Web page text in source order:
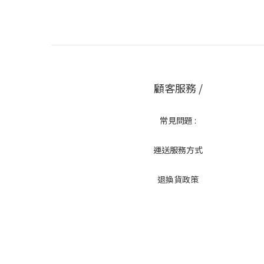
顧客服務 /
常見問題 :
運送服務方式
退換貨政策